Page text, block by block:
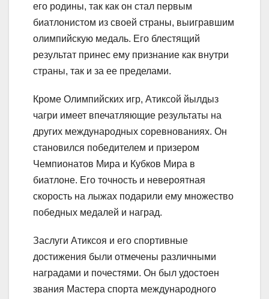
его родины, так как он стал первым
биатлонистом из своей страны, выигравшим
олимпийскую медаль. Его блестящий
результат принес ему признание как внутри
страны, так и за ее пределами.
Кроме Олимпийских игр, Атиксой йылдыз
чагри имеет впечатляющие результаты на
других международных соревнованиях. Он
становился победителем и призером
Чемпионатов Мира и Кубков Мира в
биатлоне. Его точность и невероятная
скорость на лыжах подарили ему множество
победных медалей и наград.
Заслуги Атиксоя и его спортивные
достижения были отмечены различными
наградами и почестями. Он был удостоен
звания Мастера спорта международного